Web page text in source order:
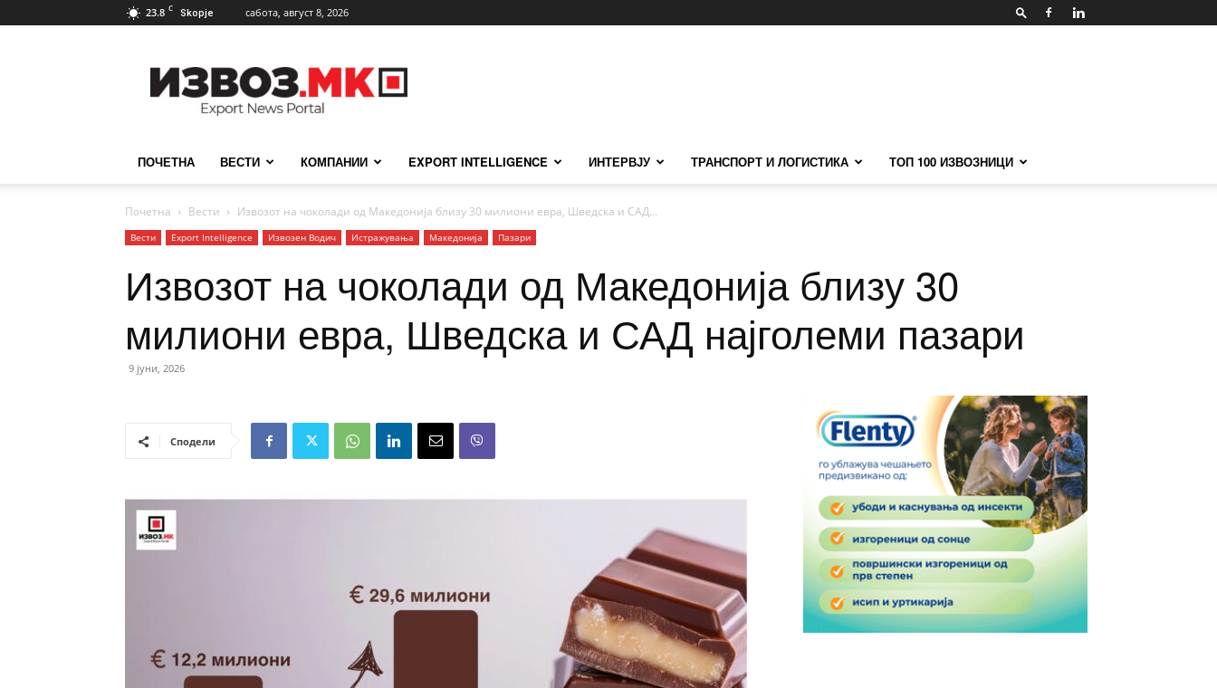
23.8 C Skopje сабота, август 8, 2026
ПОЧЕТНА ВЕСТИ КОМПАНИИ EXPORT INTELLIGENCE ИНТЕРВЈУ ТРАНСПОРТ И ЛОГИСТИКА ТОП 100 ИЗВОЗНИЦИ
Почетна Вести Извозот на чоколади од Македонија близу 30 милиони евра, Шведска и САД...
Вести Еxport Intelligence Извозен Водич Истражувања Македонија Пазари
Извозот на чоколади од Македонија близу 30
милиони евра, Шведска и САД најголеми пазари
9 јуни, 2026
Сподели